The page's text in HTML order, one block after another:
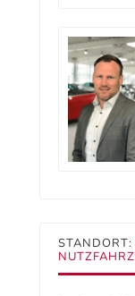
STANDORT: